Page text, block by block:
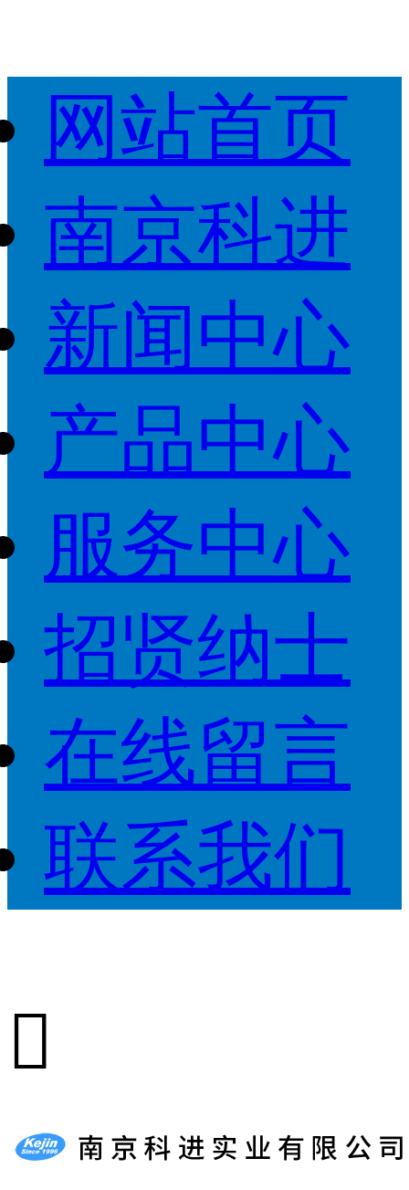
网站首页
南京科进
新闻中心
产品中心
服务中心
招贤纳士
在线留言
联系我们
